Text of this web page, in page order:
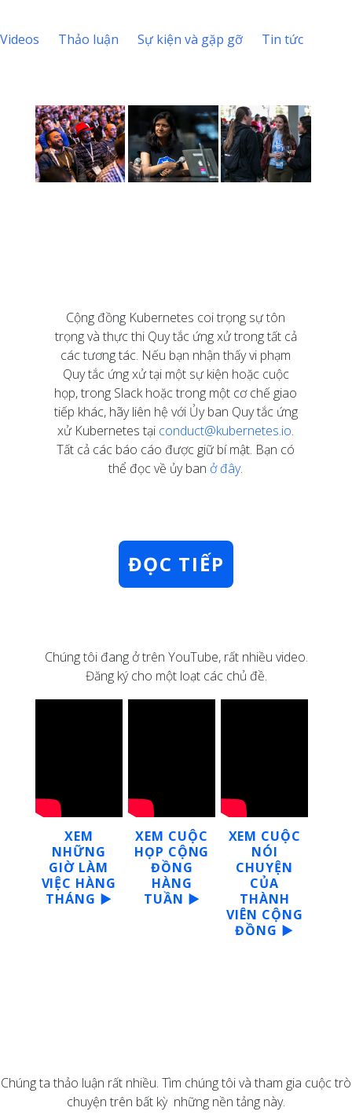
Videos Thảo luận Sự kiện và gặp gỡ Tin tức
Cộng đồng Kubernetes coi trọng sự tôn
trọng và thực thi Quy tắc ứng xử trong tất cả
các tương tác. Nếu bạn nhận thấy vi phạm
Quy tắc ứng xử tại một sự kiện hoặc cuộc
họp, trong Slack hoặc trong một cơ chế giao
tiếp khác, hãy liên hệ với Ủy ban Quy tắc ứng
xử Kubernetes tại conduct@kubernetes.io.
Tất cả các báo cáo được giữ bí mật. Bạn có
thể đọc về ủy ban ở đây.
ĐỌC TIẾP
Chúng tôi đang ở trên YouTube, rất nhiều video.
Đăng ký cho một loạt các chủ đề.
XEM
NHỮNG
GIỜ LÀM
VIỆC HÀNG
THÁNG ▶
XEM CUỘC
HỌP CỘNG
ĐỒNG
HÀNG
TUẦN ▶
XEM CUỘC
NÓI
CHUYỆN
CỦA
THÀNH
VIÊN CỘNG
ĐỒNG ▶
Chúng ta thảo luận rất nhiều. Tìm chúng tôi và tham gia cuộc trò
chuyện trên bất kỳ những nền tảng này.